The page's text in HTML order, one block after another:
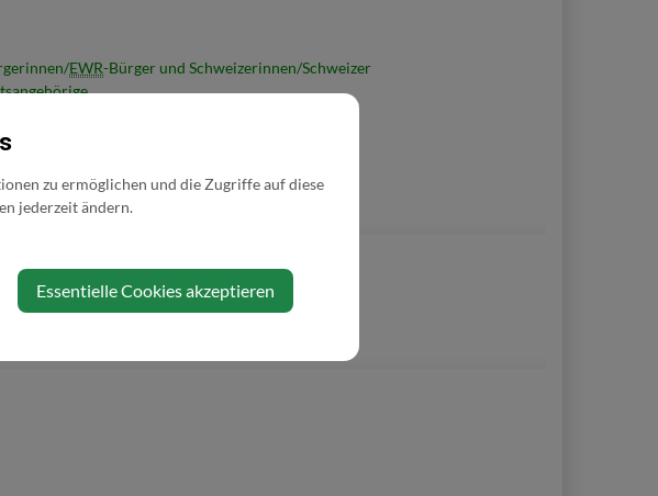
EWR-Bürger und Schweizerinnen/Schweizer
zu ermöglichen und die Zugriffe auf diese
jederzeit ändern.
Essentielle Cookies akzeptieren